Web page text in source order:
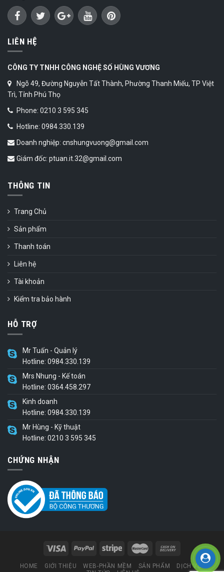
LIÊN HỆ
CÔNG TY TNHH CÔNG NGHỆ SỐ HÙNG VƯƠNG
Ngõ 49, Đường Nguyễn Tất Thành, Phường Thanh Miếu, TP Việt
Trì, Tỉnh Phú Thọ
Phone: 0210 3 595 345
Hotline: 0984.330.139
Doanh nghiệp: cnshungvuong@gmail.com
Giám đốc: ptuan.it.32@gmail.com
THÔNG TIN
Trang Chủ
Sản phẩm
Thanh toán
Liên hệ
Tài khoản
Kiểm tra bảo hành
HỖ TRỢ
Mr Tuấn - Quản lý
Hotline: 0984.330.139
Mrs Nhung - Kế toán
Hotline: 0364.458.297
Kinh doanh
Hotline: 0984.330.139
Mr Hùng - Kỹ thuật
Hotline: 0210 3 595 345
CHỨNG NHẬN
HOME GIỚI THIỆU WEB-PHẦN MỀM SẢN PHẨM
DỊCH VỤ